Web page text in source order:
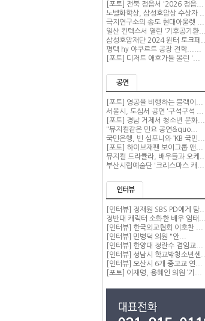
[포토] 전북 정읍서 '2026 정읍...
노벨화학상, 삼성호암상 수상자 ...
극지연구소의 송도 현대아울렛 ...
일산 킨텍스서 열린 '기후공기환...
삼성호암재단 2024 윈터 토크페...
평택 hy 야쿠르트 공장 견학......
[포토] 디저트 애호가들 몰린 '...
공연
[포토] 영공을 비행하는 블랙이...
서울시, 도심서 공연 '구석구석 ...
[포토] 경남 거제서 청소년 문화...
"뮤지컬같은 민요 공연&quo...
국민은행, 빈 심포니와 ‘KB 국민...
[포토] 하이브재팬 보이그룹 앤...
뮤지컬 드라큘라, 배우들과 오케...
부산시립예술단 '크리스마스 캐...
인터뷰
[인터뷰] 정재원 SBS PD에게 탐...
정반대 캐릭터 소화한 배우 엄태...
[인터뷰] 한국외교협회 이호찬 ...
[인터뷰] 민병덕 의원 "안...
[인터뷰] 한양대 정란수 겸임교...
[인터뷰] 성남시 학교밖청소년센...
[인터뷰] 오산시 6개 중고교 연...
[포토] 이재명, 용혜인 의원 ‘기...